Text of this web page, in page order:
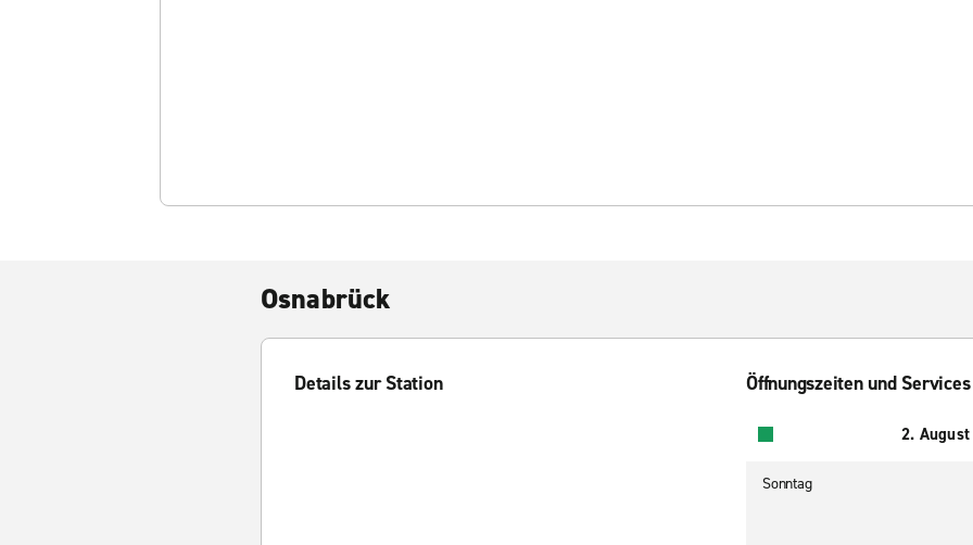
Osnabrück
Details zur Station Öffnungszeiten und Services
2.
Sonntag